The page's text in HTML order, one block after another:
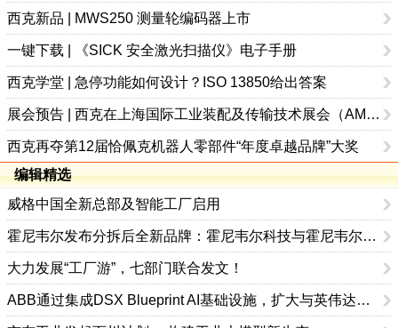
西克新品 | MWS250 测量轮编码器上市
一键下载 | 《SICK 安全激光扫描仪》电子手册
西克学堂 | 急停功能如何设计？ISO 13850给出答案
展会预告 | 西克在上海国际工业装配及传输技术展会（AMTS）约定您
西克再夺第12届恰佩克机器人零部件“年度卓越品牌”大奖
编辑精选
威格中国全新总部及智能工厂启用
霍尼韦尔发布分拆后全新品牌：霍尼韦尔科技与霍尼韦尔航空航天
大力发展“工厂游”，七部门联合发文！
ABB通过集成DSX Blueprint AI基础设施，扩大与英伟达的合作